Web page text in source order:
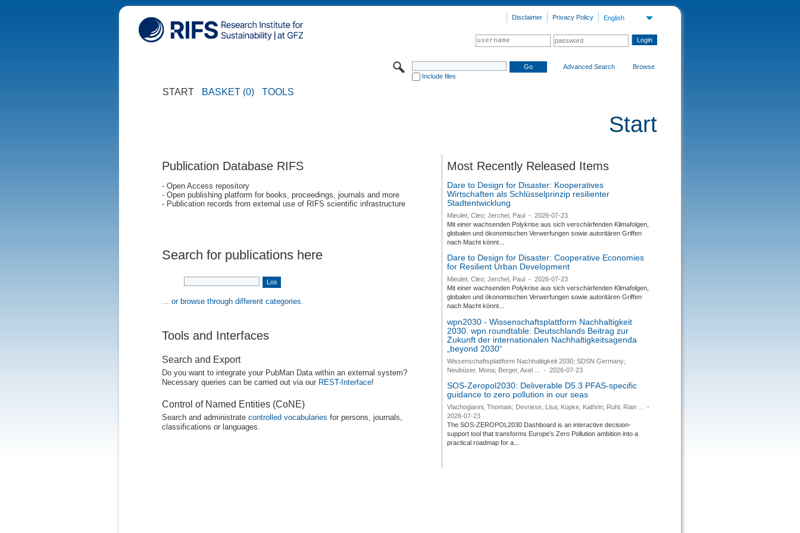
English
Privacy Policy
Disclaimer
Include files
Advanced Search Browse
START BASKET (0) TOOLS
Start
Publication Database RIFS
- Open Access repository
- Open publishing platform for books, proceedings, journals and more
- Publication records from external use of RIFS scientific infrastructure
Search for publications here
... or browse through different categories.
Tools and Interfaces
Search and Export
Do you want to integrate your PubMan Data within an external system?
Necessary queries can be carried out via our REST-Interface!
Control of Named Entities (CoNE)
Search and administrate controlled vocabularies for persons, journals,
classifications or languages.
Most Recently Released Items
Dare to Design for Disaster: Kooperatives
Wirtschaften als Schlüsselprinzip resilienter
Stadtentwicklung
Mieulet, Cleo; Jerchel, Paul -
2026-07-23
Mit einer wachsenden Polykrise aus sich verschärfenden Klimafolgen,
globalen und ökonomischen Verwerfungen sowie autoritären Griffen
nach Macht könnt...
Dare to Design for Disaster: Cooperative Economies
for Resilient Urban Development
Mieulet, Cleo; Jerchel, Paul -
2026-07-23
Mit einer wachsenden Polykrise aus sich verschärfenden Klimafolgen,
globalen und ökonomischen Verwerfungen sowie autoritären Griffen
nach Macht könnt...
wpn2030 - Wissenschaftsplattform Nachhaltigkeit
2030. wpn.roundtable: Deutschlands Beitrag zur
Zukunft der internationalen Nachhaltigkeitsagenda
„beyond 2030“
Wissenschaftsplattform Nachhaltigkeit 2030; SDSN Germany;
Neubüser, Mona; Berger, Axel ...
- 2026-07-23
SOS-Zeropol2030: Deliverable D5.3 PFAS-specific
guidance to zero pollution in our seas
Vlachogianni, Thomais; Devriese, Lisa; Kopke, Kathrin; Ruhl, Rian ...
-
2026-07-23
The SOS-ZEROPOL2030 Dashboard is an interactive decision-
support tool that transforms Europe’s Zero Pollution ambition into a
practical roadmap for a...